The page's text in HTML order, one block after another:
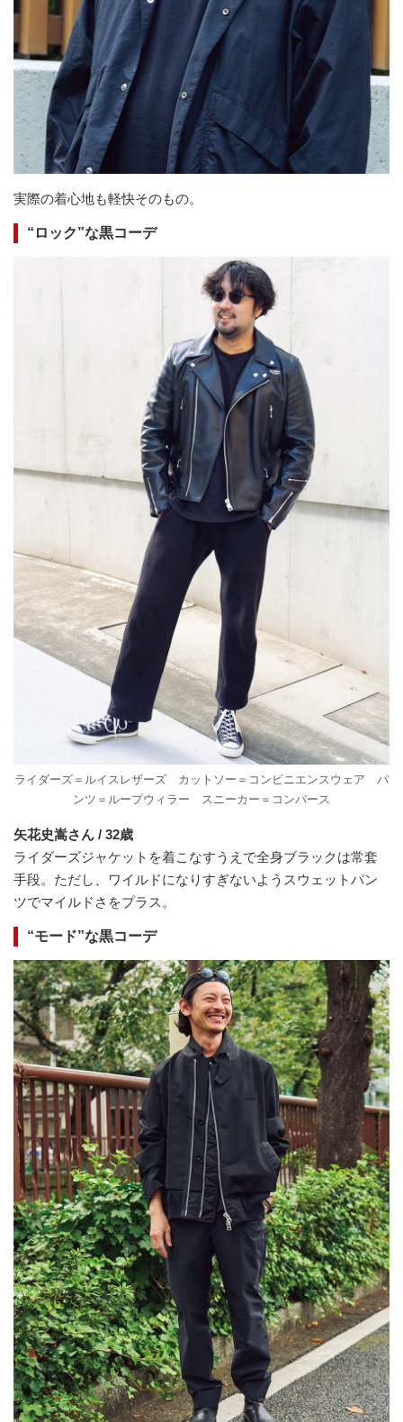
実際の着心地も軽快そのもの。
“ロック”な黒コーデ
ライダーズ＝ルイスレザーズ カットソー＝コンビニエンスウェア パ
ンツ＝ループウィラー スニーカー＝コンバース
矢花史嵩さん / 32歳
ライダーズジャケットを着こなすうえで全身ブラックは常套
手段。ただし、ワイルドになりすぎないようスウェットパン
ツでマイルドさをプラス。
“モード”な黒コーデ